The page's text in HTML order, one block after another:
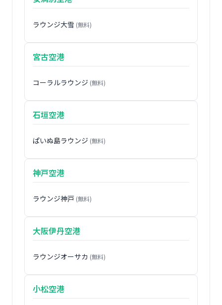
ラウンジ大雪 (無料)
宮古空港
コーラルラウンジ (無料)
石垣空港
ぱいぬ島ラウンジ (無料)
神戸空港
ラウンジ神戸 (無料)
大阪伊丹空港
ラウンジオーサカ (無料)
小松空港